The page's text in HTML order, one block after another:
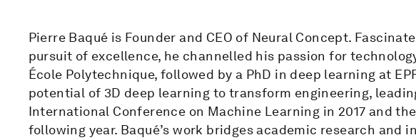
Pierre Baqué is Founder and CEO of Neural Concept.
pursuit of excellence, he channelled his passion for
École Polytechnique, followed by a PhD in deep learning at
potential of 3D deep learning to transform engineering,
International Conference on Machine Learning in 2017 and
following year. Baqué’s work bridges academic research